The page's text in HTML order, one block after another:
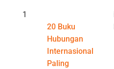
1
20 Buku
Hubungan
Internasional
Paling